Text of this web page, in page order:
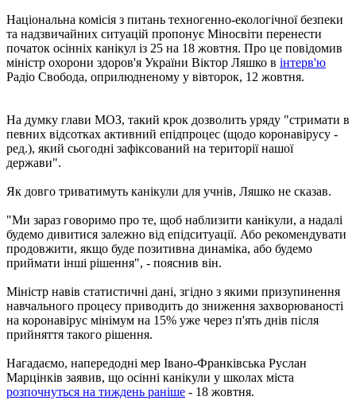
Національна комісія з питань техногенно-екологічної безпеки
та надзвичайних ситуацій пропонує Міносвіти перенести
початок осінніх канікул із 25 на 18 жовтня. Про це повідомив
міністр охорони здоров'я України Віктор Ляшко в інтерв'ю
Радіо Свобода, оприлюдненому у вівторок, 12 жовтня.
На думку глави МОЗ, такий крок дозволить уряду "стримати в
певних відсотках активний епідпроцес (щодо коронавірусу -
ред.), який сьогодні зафіксований на території нашої
держави".
Як довго триватимуть канікули для учнів, Ляшко не сказав.
"Ми зараз говоримо про те, щоб наблизити канікули, а надалі
будемо дивитися залежно від епідситуації. Або рекомендувати
продовжити, якщо буде позитивна динаміка, або будемо
приймати інші рішення", - пояснив він.
Міністр навів статистичні дані, згідно з якими призупинення
навчального процесу приводить до зниження захворюваності
на коронавірус мінімум на 15% уже через п'ять днів після
прийняття такого рішення.
Нагадаємо, напередодні мер Івано-Франківська Руслан
Марцінків заявив, що осінні канікули у школах міста
розпочнуться на тиждень раніше - 18 жовтня.